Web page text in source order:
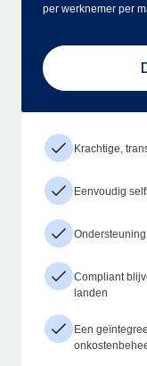
per werknemer per
Krachtige,
Eenvoudig
Compliant
landen
Een